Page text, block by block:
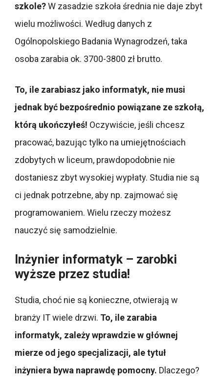
szkole?W zasadzie szkoła średnia nie daje zbyt
wielu możliwości. Według danych z
Ogólnopolskiego Badania Wynagrodzeń, taka
osoba zarabia ok. 3700-3800 zł brutto.
To, ile zarabiasz jako informatyk, nie musi
jednak być bezpośrednio powiązane ze szkołą,
którą ukończyłeś! Oczywiście, jeśli chcesz
pracować, bazując tylko na umiejętnościach
zdobytych w liceum, prawdopodobnie nie
dostaniesz zbyt wysokiej wypłaty. Studia nie są
ci jednak potrzebne, aby np. zajmować się
programowaniem. Wielu rzeczy możesz
nauczyć się samodzielnie.
Inżynier informatyk – zarobki
wyższe przez studia!
Studia, choć nie są konieczne, otwierają w
branży IT wiele drzwi. To, ile zarabia
informatyk, zależy wprawdzie w głównej
mierze od jego specjalizacji, ale tytuł
inżyniera bywa naprawdę pomocny. Dlaczego?